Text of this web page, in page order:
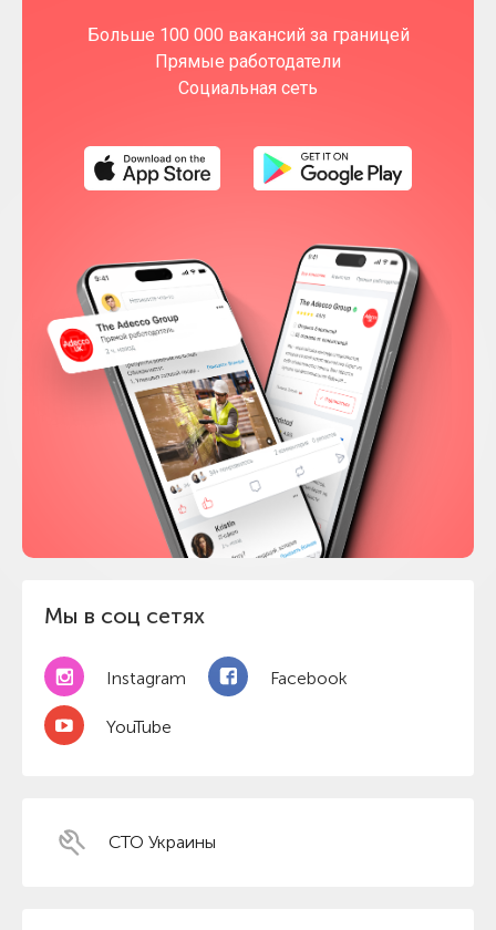
Мы в соц сетях
Instagram Facebook
YouTube
Больше 100 000 вакансий за границей
Прямые работодатели
Социальная сеть
СТО Украины